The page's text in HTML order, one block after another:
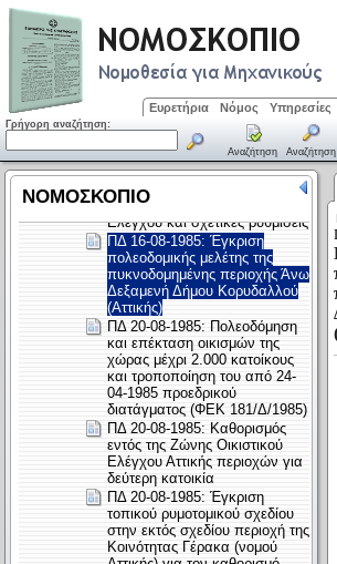
Ευρετήρια Νόμος Υπηρεσίες
Γρήγορη αναζήτηση:
Αναζήτηση Αναζήτηση